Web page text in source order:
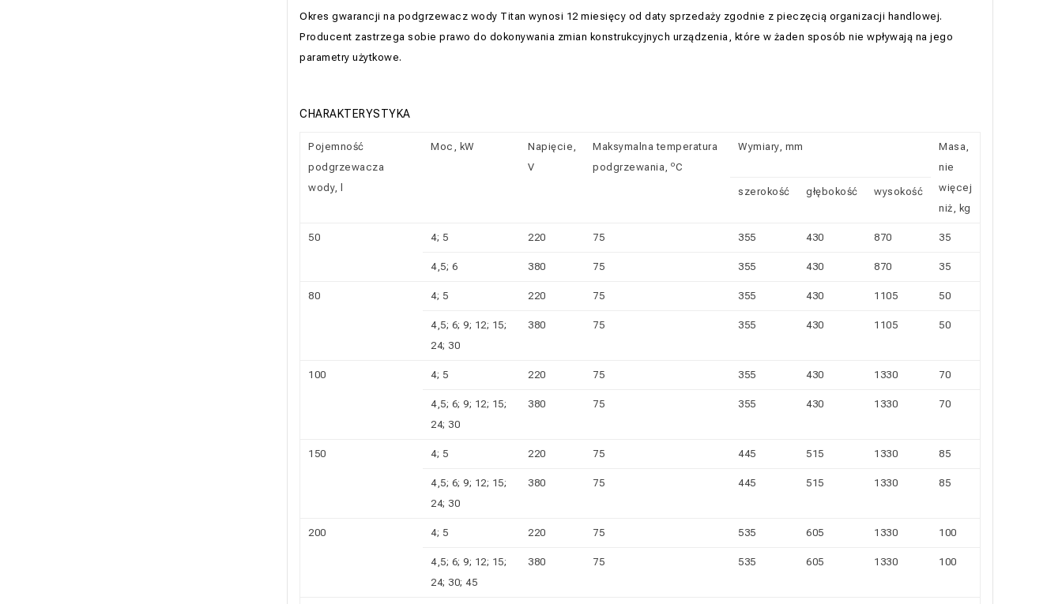
Okres gwarancji na podgrzewacz wody Titan wynosi 12 miesięcy od daty sprzedaży zgodnie z pieczęcią organizacji handlowej.
Producent zastrzega sobie prawo do dokonywania zmian konstrukcyjnych urządzenia, które w żaden sposób nie wpływają na jego
parametry użytkowe.
CHARAKTERYSTYKA
Pojemność
podgrzewacza
wody, l
Moc, kW
Napięcie,
V
Maksymalna temperatura
podgrzewania,
oC
Wymiary, mm
Masa,
nie
więcej
niż, kg
szerokość głębokość wysokość
50 4; 5 220 75 355 430 870 35
4,5; 6 380 75 355 430 870 35
80 4; 5 220 75 355 430 1105 50
4,5; 6; 9; 12; 15;
24; 30
380 75 355 430 1105 50
100 4; 5 220 75 355 430 1330 70
4,5; 6; 9; 12; 15;
24; 30
380 75 355 430 1330 70
150 4; 5 220 75 445 515 1330 85
4,5; 6; 9; 12; 15;
24; 30
380 75 445 515 1330 85
200 4; 5 220 75 535 605 1330 100
4,5; 6; 9; 12; 15;
24; 30; 45
380 75 535 605 1330 100